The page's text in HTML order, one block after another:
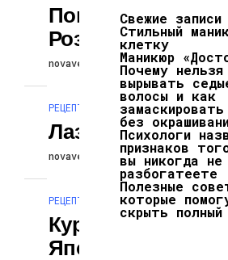
Пончики В
Розовой Глазури
novaversion 08.04.2026
РЕЦЕПТЫ
Лазанья
novaversion 08.04.2026
РЕЦЕПТЫ
Курица По-
Японски
Свежие записи
Стильный
клетку
Маникюр
Почему нельзя
вырывать
волосы и как
без
Психологи
признаков
вы никогда не
разбогатеете
Полезные
которые
скрыть